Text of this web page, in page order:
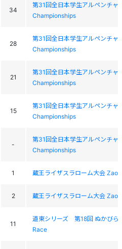
34
第31回全日本学生アルペンチ
Championships
28
第31回全日本学生アルペンチ
Championships
21
第31回全日本学生アルペンチ
Championships
15
第31回全日本学生アルペンチ
Championships
-
第31回全日本学生アルペンチ
Championships
1 蔵王ライザスラローム大会 Zao
2 蔵王ライザスラローム大会 Zao
11
道東シリーズ 第18回 ぬかびら
Race